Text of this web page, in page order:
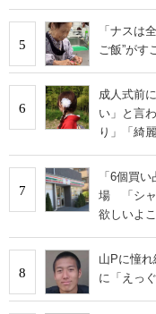
5
「ナスは
ご飯”がす
6
成人式前
い」と言
り」「綺
7
「6個買
場 「シャ
欲しいよ
8
山Pに憧
に「えっ